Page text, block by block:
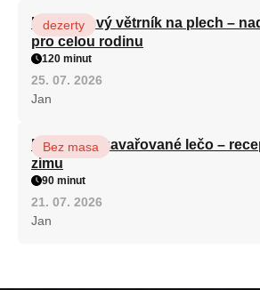
Karamelový větrník na plech –
pro celou rodinu
dezerty
120 minut
25. 07. 2026
Jan
Babiččino zavařované lečo –
zimu
Bez masa
90 minut
21. 07. 2026
Jan